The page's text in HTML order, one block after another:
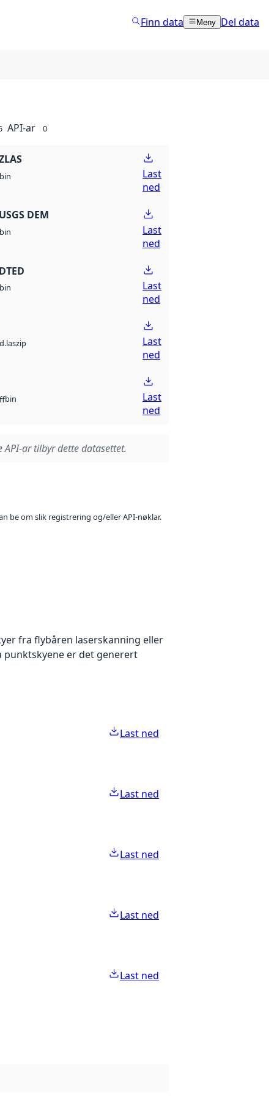
Finn data Meny Del data
API-ar 0
bin
Last
ned
DEM
bin
Last
ned
bin
Last
ned
Last
ned
bin
Last
ned
API-ar tilbyr dette datasettet.
be om slik registrering og/eller API-nøklar.
fra flybåren laserskanning eller
punktskyene er det generert
Last ned
Last ned
Last ned
Last ned
Last ned